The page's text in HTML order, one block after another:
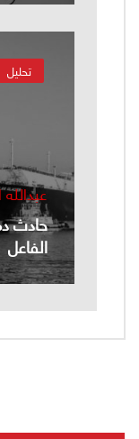
تحليل
حادث
الفاعل